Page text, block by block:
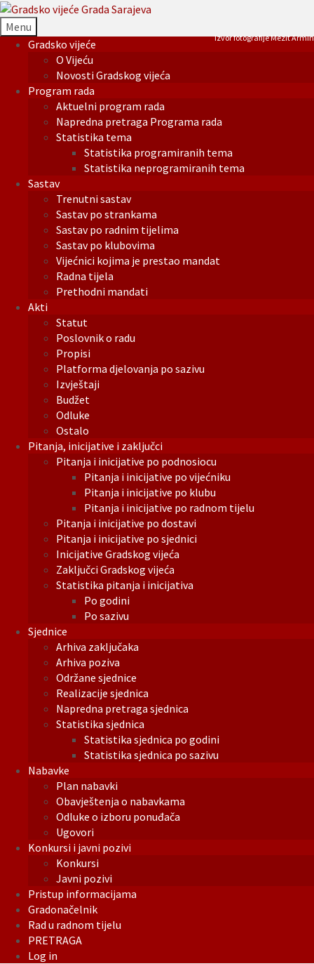
Menu
Gradsko vijeće
O Vijeću
Novosti Gradskog vijeća
Program rada
Aktuelni program rada
Napredna pretraga Programa rada
Statistika tema
Statistika programiranih tema
Statistika neprogramiranih tema
Sastav
Trenutni sastav
Sastav po strankama
Sastav po radnim tijelima
Sastav po klubovima
Vijećnici kojima je prestao mandat
Radna tijela
Prethodni mandati
Akti
Statut
Poslovnik o radu
Propisi
Platforma djelovanja po sazivu
Izvještaji
Budžet
Odluke
Ostalo
Pitanja, inicijative i zaključci
Pitanja i inicijative po podnosiocu
Pitanja i inicijative po vijećniku
Pitanja i inicijative po klubu
Pitanja i inicijative po radnom tijelu
Pitanja i inicijative po dostavi
Pitanja i inicijative po sjednici
Inicijative Gradskog vijeća
Zaključci Gradskog vijeća
Statistika pitanja i inicijativa
Po godini
Po sazivu
Sjednice
Arhiva zaključaka
Arhiva poziva
Održane sjednice
Realizacije sjednica
Napredna pretraga sjednica
Statistika sjednica
Statistika sjednica po godini
Statistika sjednica po sazivu
Nabavke
Plan nabavki
Obavještenja o nabavkama
Odluke o izboru ponuđača
Ugovori
Konkursi i javni pozivi
Konkursi
Javni pozivi
Pristup informacijama
Gradonačelnik
Rad u radnom tijelu
PRETRAGA
Log in
Izvor fotografije Mezit Armin